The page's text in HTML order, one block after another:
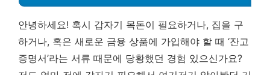
안녕하세요! 혹시 갑자기 목돈이 필요하거나, 집을 구
하거나, 혹은 새로운 금융 상품에 가입해야 할 때 ‘잔고
증명서’라는 서류 때문에 당황했던 경험 있으신가요?